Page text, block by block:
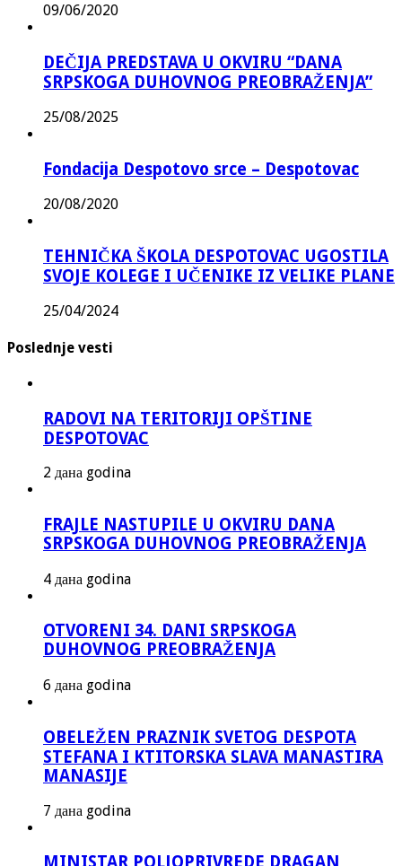
09/06/2020
DEČIJA PREDSTAVA U OKVIRU “DANA
SRPSKOGA DUHOVNOG PREOBRAŽENJA”
25/08/2025
Fondacija Despotovo srce – Despotovac
20/08/2020
TEHNIČKA ŠKOLA DESPOTOVAC UGOSTILA
SVOJE KOLEGE I UČENIKE IZ VELIKE PLANE
25/04/2024
Poslednje vesti
RADOVI NA TERITORIJI OPŠTINE
DESPOTOVAC
2 дана godina
FRAJLE NASTUPILE U OKVIRU DANA
SRPSKOGA DUHOVNOG PREOBRAŽENJA
4 дана godina
OTVORENI 34. DANI SRPSKOGA
DUHOVNOG PREOBRAŽENJA
6 дана godina
OBELEŽEN PRAZNIK SVETOG DESPOTA
STEFANA I KTITORSKA SLAVA MANASTIRA
MANASIJE
7 дана godina
MINISTAR POLJOPRIVREDE DRAGAN